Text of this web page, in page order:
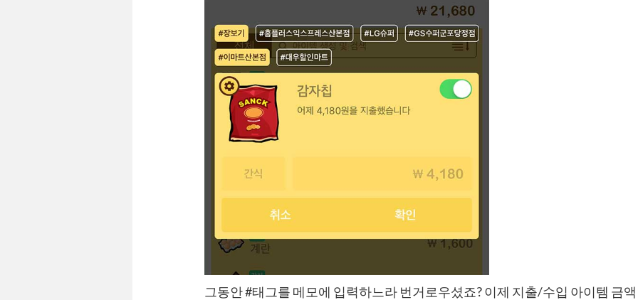
그동안 #태그를 메모에 입력하느라 번거로우셨죠? 이제 지출/수입 아이템 금